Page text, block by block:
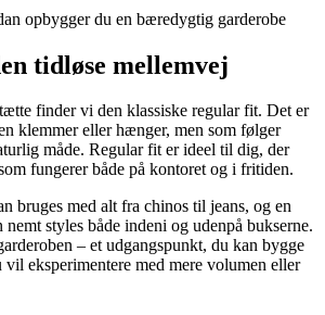
opbygger du en bæredygtig garderobe
tidløse mellemvej
finder vi den klassiske regular fit. Det er
klemmer eller hænger, men som følger
måde. Regular fit er ideel til dig, der
fungerer både på kontoret og i fritiden.
bruges med alt fra chinos til jeans, og en
styles både indeni og udenpå bukserne.
– et udgangspunkt, du kan bygge
vil eksperimentere med mere volumen eller